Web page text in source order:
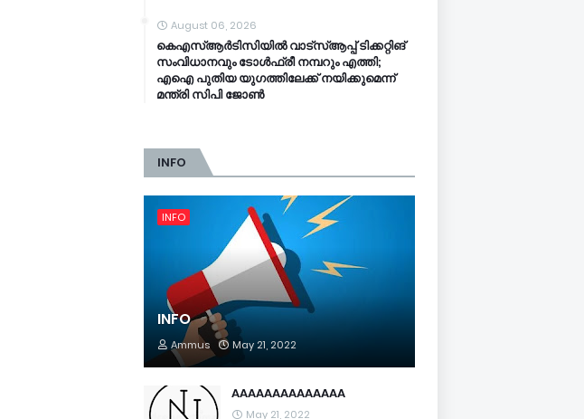
August 06, 2026
കെഎസ്ആര്‍ടിസിയിൽ വാട്‌സ്ആപ്പ് ടിക്കറ്റിങ്
സംവിധാനവും ടോൾഫ്രീ നമ്പറും എത്തി;
എഐ പുതിയ യുഗത്തിലേക്ക് നയിക്കുമെന്ന്
മന്ത്രി സിപി ജോൺ
INFO
INFO
INFO
Ammus May 21, 2022
AAAAAAAAAAAAAA
May 21, 2022